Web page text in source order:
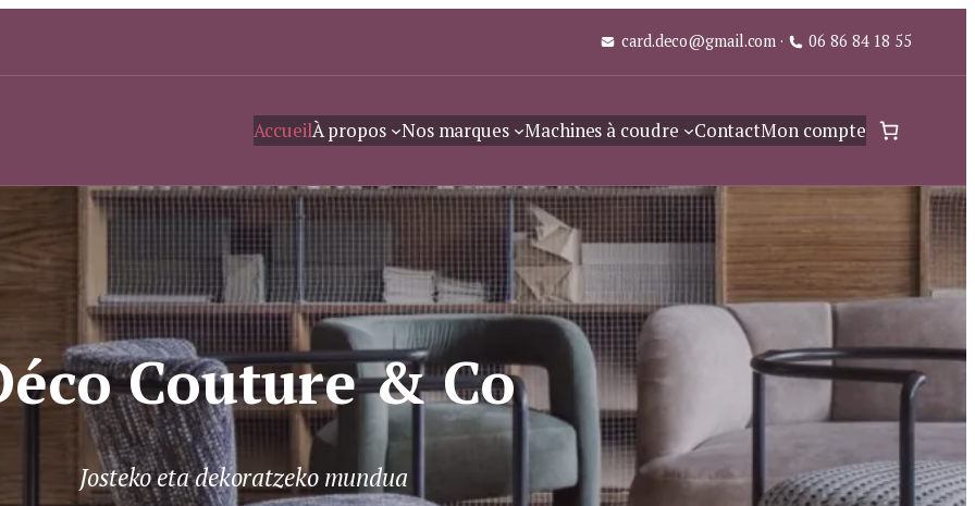
card.deco@gmail.com · 06 86 84 18 55
AccueilÀ propos Nos marques Machines à coudre ContactMon compte
Couture & Co
Josteko eta dekoratzeko mundua